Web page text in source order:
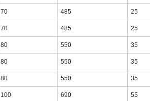
70 485 25
70 485 25
80 550 35
80 550 35
80 550 35
100 690 55